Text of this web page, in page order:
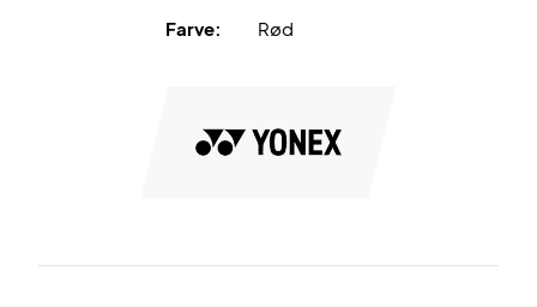
Farve:
Rød